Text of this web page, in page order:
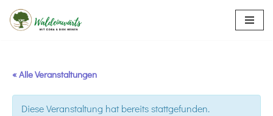
Zum
« Alle Veranstaltungen
Diese Veranstaltung hat bereits stattgefunden.